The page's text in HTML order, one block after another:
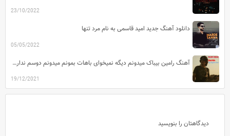
23/10/2022
دانلود آهنگ جدید امید قاسمی به نام مرد تنها
05/05/2022
آهنگ رامین بیباک میدونم دیگه نمیخوای باهات بمونم میدونم دوسم نداری دیگه قیدمو بزن
19/12/2021
دیدگاهتان را بنویسید